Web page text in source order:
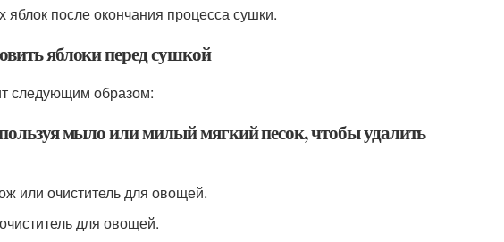
после окончания процесса сушки.
яблоки перед сушкой
следующим образом:
мыло или милый мягкий песок, чтобы удалить
или очиститель для овощей.
для овощей.